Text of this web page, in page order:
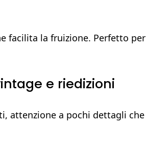
facilita la fruizione. Perfetto per
e riedizioni
attenzione a pochi dettagli che